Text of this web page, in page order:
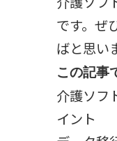
です。ぜ
ばと思い
この記事
介護ソフ
イント